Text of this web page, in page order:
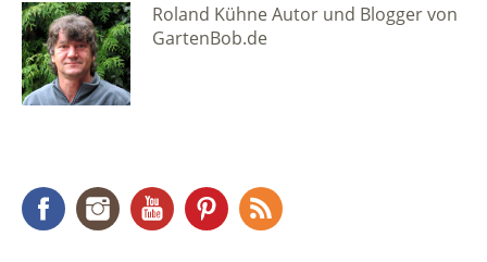
Roland Kühne Autor und Blogger von
GartenBob.de
FacebookInstagramYouTubePinterest